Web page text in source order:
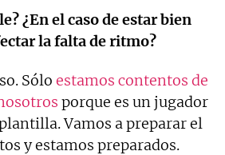
¿En el caso de estar bien
la falta de ritmo?
Sólo estamos contentos de
porque es un jugador
Vamos a preparar el
y estamos preparados.